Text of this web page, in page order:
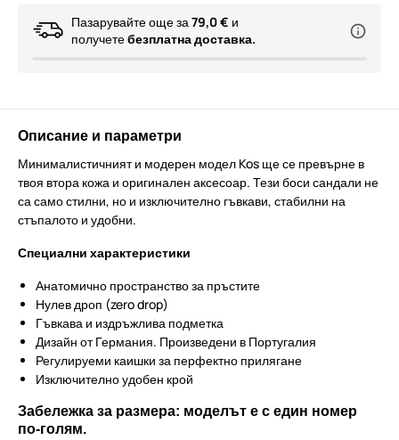
Пазарувайте още за79,0 € и
получетебезплатна доставка.
Описание и параметри
Минималистичният и модерен модел Kos ще се превърне в
твоя втора кожа и оригинален аксесоар. Тези боси сандали не
са само стилни, но и изключително гъвкави, стабилни на
стъпалото и удобни.
Специални характеристики
Анатомично пространство за пръстите
Нулев дроп (zero drop)
Гъвкава и издръжлива подметка
Дизайн от Германия. Произведени в Португалия
Регулируеми каишки за перфектно прилягане
Изключително удобен крой
Забележка за размера: моделът е с един номер
по-голям.